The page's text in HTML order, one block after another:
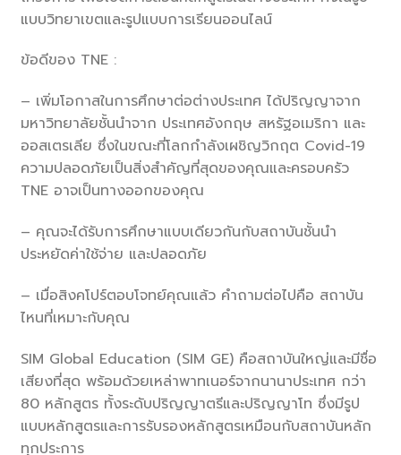
แบบวิทยาเขตและรูปแบบการเรียนออนไลน์
ข้อดีของ TNE :
– เพิ่มโอกาสในการศึกษาต่อต่างประเทศ ได้ปริญญาจาก
มหาวิทยาลัยชั้นนำจาก ประเทศอังกฤษ สหรัฐอเมริกา และ
ออสเตรเลีย ซึ่งในขณะที่โลกกำลังเผชิญวิกฤต Covid-19
ความปลอดภัยเป็นสิ่งสำคัญที่สุดของคุณและครอบครัว
TNE อาจเป็นทางออกของคุณ
– คุณจะได้รับการศึกษาแบบเดียวกันกับสถาบันชั้นนำ
ประหยัดค่าใช้จ่าย และปลอดภัย
– เมื่อสิงคโปร์ตอบโจทย์คุณแล้ว คำถามต่อไปคือ สถาบัน
ไหนที่เหมาะกับคุณ
SIM Global Education (SIM GE) คือสถาบันใหญ่และมีชื่อ
เสียงที่สุด พร้อมด้วยเหล่าพาทเนอร์จากนานาประเทศ กว่า
80 หลักสูตร ทั้งระดับปริญญาตรีและปริญญาโท ซึ่งมีรูป
แบบหลักสูตรและการรับรองหลักสูตรเหมือนกับสถาบันหลัก
ทุกประการ